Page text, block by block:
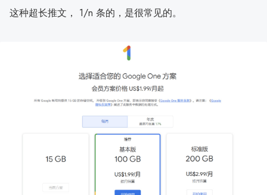
这种超长推文， 1/n 条的，是很常见的。